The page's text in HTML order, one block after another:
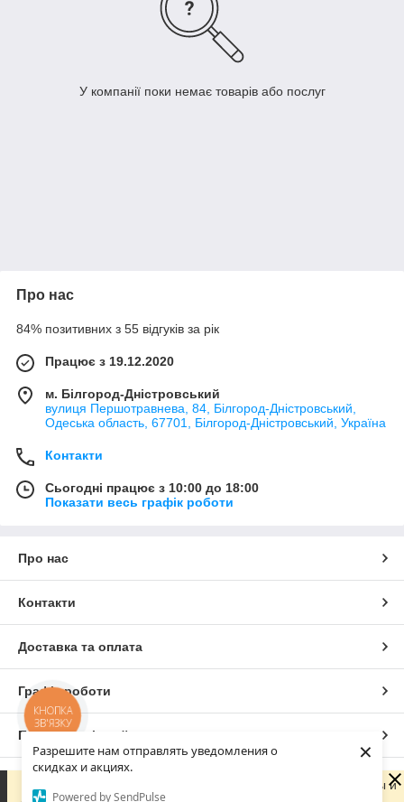
Разрешите нам отправлять уведомления о
скидках и акциях.
Powered by SendPulse
×
У компанії поки немає товарів або послуг
Про нас
84% позитивних з 55 відгуків за рік
Працює з 19.12.2020
м. Білгород-Дністровський
вулиця Першотравнева, 84, Білгород-Дністровський,
Одеська область, 67701, Білгород-Дністровський, Україна
Контакти
Сьогодні працює з 10:00 до 18:00
Показати весь графік роботи
Про нас
Контакти
Доставка та оплата
Графік роботи
Повна версія сайту
Сейчас компания не может быстро обрабатывать заказы и
КНОПКА
ЗВ'ЯЗКУ